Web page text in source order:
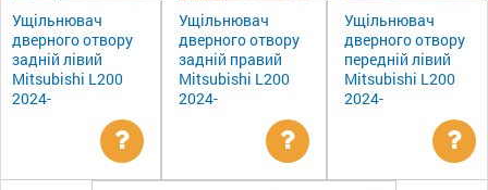
Ущільнювач
дверного отвору
задній лівий
Mitsubishi L200
2024-
Уточнити
Ущільнювач
дверного отвору
задній правий
Mitsubishi L200
2024-
Уточнити
Ущільнювач
дверного отвору
передній лівий
Mitsubishi L200
2024-